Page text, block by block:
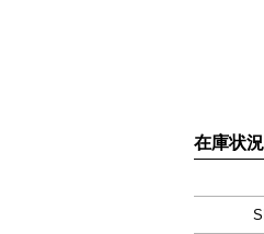
在庫状況